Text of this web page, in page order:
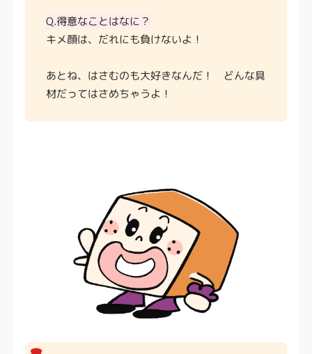
Q.得意なことはなに？
キメ顔は、だれにも負けないよ！
あとね、はさむのも大好きなんだ！ どんな具
材だってはさめちゃうよ！